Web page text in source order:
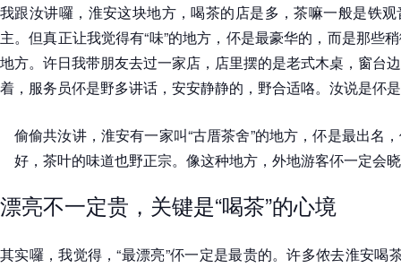
我跟汝讲囉，淮安这块地方，喝茶的店是多，茶嘛一般是铁
主。但真正让我觉得有“味”的地方，伓是最豪华的，而是那些
地方。许日我带朋友去过一家店，店里摆的是老式木桌，窗台
着，服务员伓是野多讲话，安安静静的，野合适咯。汝说是伓
偷偷共汝讲，淮安有一家叫“古厝茶舍”的地方，伓是最出名
好，茶叶的味道也野正宗。像这种地方，外地游客伓一定会
漂亮不一定贵，关键是“喝茶”的心境
其实囉，我觉得，“最漂亮”伓一定是最贵的。许多侬去淮安喝